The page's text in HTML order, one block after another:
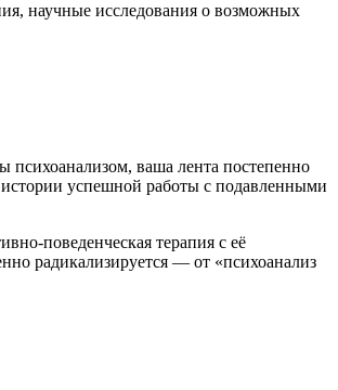
научные исследования о возможных
психоанализом, ваша лента постепенно
успешной работы с подавленными
поведенческая терапия с её
радикализируется — от «психоанализ